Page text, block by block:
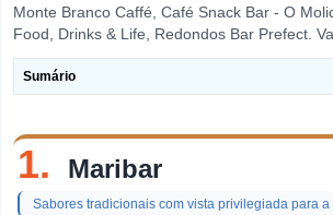
Guarda
tópico
Restaurantes De Peixe
Monte Branco Caffé, Café Snack Bar - O
Food, Drinks & Life, Redondos Bar Prefect.
Sumário
1. Maribar
Sabores tradicionais com vista privilegiada para a